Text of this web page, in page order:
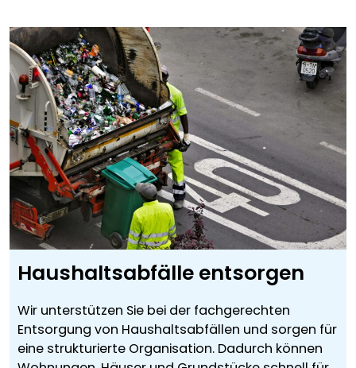
Haushaltsabfälle entsorgen
Wir unterstützen Sie bei der fachgerechten
Entsorgung von Haushaltsabfällen und sorgen für
eine strukturierte Organisation. Dadurch können